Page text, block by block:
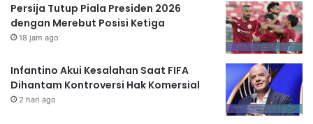
Persija Tutup Piala Presiden 2026
dengan Merebut Posisi Ketiga
18 jam ago
Infantino Akui Kesalahan Saat FIFA
Dihantam Kontroversi Hak Komersial
2 hari ago